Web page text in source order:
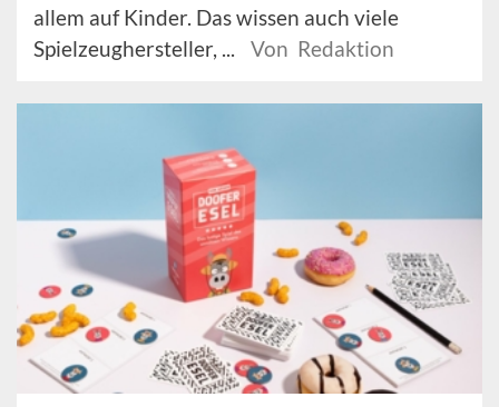
allem auf Kinder. Das wissen auch viele
Spielzeughersteller, ...
Von Redaktion